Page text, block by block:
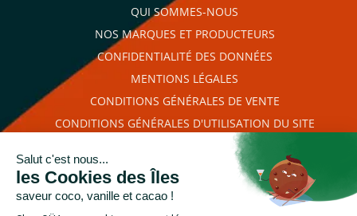
QUI SOMMES-NOUS
NOS MARQUES ET PRODUCTEURS
CONFIDENTIALITÉ DES DONNÉES
MENTIONS LÉGALES
CONDITIONS GÉNÉRALES DE VENTE
CONDITIONS GÉNÉRALES D'UTILISATION DU SITE
RETROUVEZ-NOUS SUR